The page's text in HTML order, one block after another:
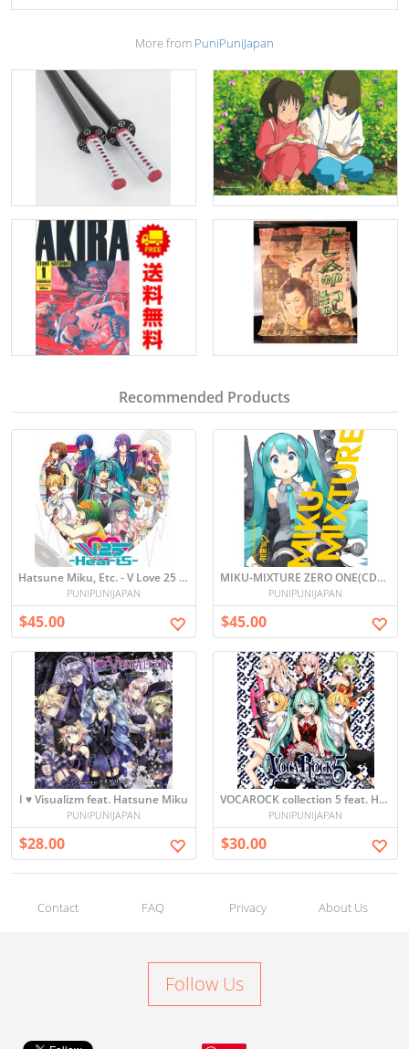
More from PuniPuniJapan
Recommended Products
Hatsune Miku, Etc. - V Love 25 (Vocaloid Love Nico) Hearts (CD+DVD-ROM) [Japan CD]
PUNIPUNIJAPAN
$45.00
MIKU-MIXTURE ZERO ONE(CD+DVD, Limited Edition)
PUNIPUNIJAPAN
$45.00
I ♥ Visualizm feat. Hatsune Miku
PUNIPUNIJAPAN
$28.00
VOCAROCK collection 5 feat. Hatsune Miku
PUNIPUNIJAPAN
$30.00
Contact FAQ Privacy About Us
Follow Us